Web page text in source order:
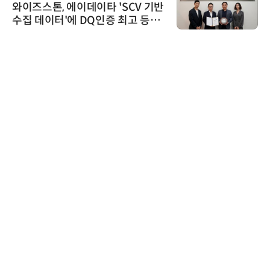
와이즈스톤, 에이데이타 'SCV 기반
수집 데이터'에 DQ인증 최고 등급